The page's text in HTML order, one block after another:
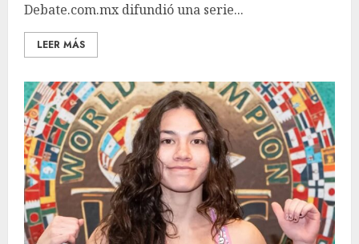
Debate.com.mx difundió una serie...
LEER MÁS